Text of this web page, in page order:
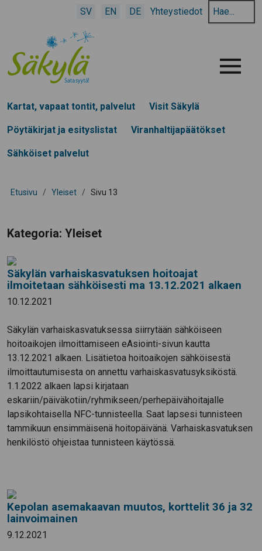
SV EN DE Yhteystiedot
Hae
hakusanalla:
Menu
Kartat, vapaat tontit, palvelut Visit Säkylä
Pöytäkirjat ja esityslistat Viranhaltijapäätökset
Sähköiset palvelut
Etusivu / Yleiset / Sivu 13
Kategoria: Yleiset
Säkylän varhaiskasvatuksen hoitoajat
ilmoitetaan sähköisesti ma 13.12.2021 alkaen
10.12.2021
Säkylän varhaiskasvatuksessa siirrytään sähköiseen
hoitoaikojen ilmoittamiseen eAsiointi-sivun kautta
13.12.2021 alkaen. Lisätietoa hoitoaikojen sähköisestä
ilmoittautumisesta on annettu varhaiskasvatusyksiköstä.
1.1.2022 alkaen lapsi kirjataan
eskariin/päiväkotiin/ryhmikseen/perhepäivähoitajalle
lapsikohtaisella NFC-tunnisteella. Saat lapsesi tunnisteen
tammikuun ensimmäisenä hoitopäivänä. Varhaiskasvatuksen
henkilöstö ohjeistaa tunnisteen käytössä.
Kepolan asemakaavan muutos, korttelit 36 ja 32
lainvoimainen
9.12.2021